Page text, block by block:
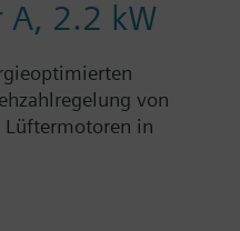
A, 2.2 kW
von
Lüftermotoren in
Unit CU230P-2-BT